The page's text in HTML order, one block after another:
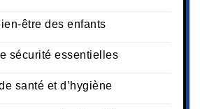
être des enfants
sécurité essentielles
santé et d’hygiène